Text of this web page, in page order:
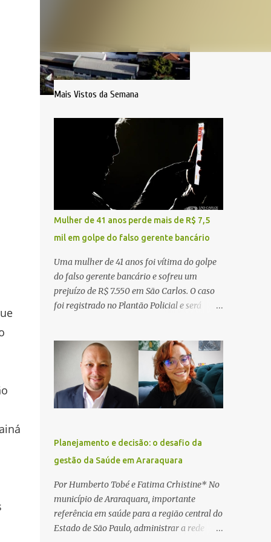
Mais Vistos da Semana
Mulher de 41 anos perde mais de R$ 7,5
mil em golpe do falso gerente bancário
Uma mulher de 41 anos foi vítima do golpe
do falso gerente bancário e sofreu um
prejuízo de R$ 7.550 em São Carlos. O caso
foi registrado no Plantão Policial e será
ocorrência, a vítima recebeu contato pelo
WhatsApp de um homem que afirmava ser
o novo gerente da conta bancária da
empresa. O suspeito alegou que seria
necessário atualizar o cadastro da conta e
procedimentos que deveriam ser realizados.
Dias depois, o golpista enviou um
documento em PDF simulando uma
comunicação oficial da instituição
financeira. Na sequência, entrou em contato
por telefone e encaminhou um link,
orientando a vítima a acessá-lo pelo
Planejamento e decisão: o desafio da
gestão da Saúde em Araraquara
Por Humberto Tobé e Fatima Crhistine* No
município de Araraquara, importante
referência em saúde para a região central do
Estado de São Paulo, administrar a rede